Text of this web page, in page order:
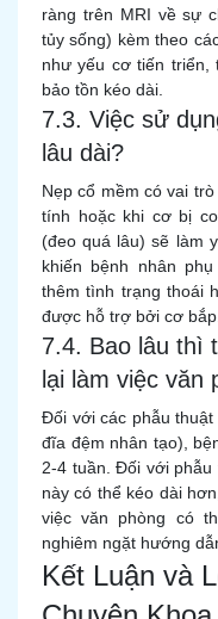
ràng trên MRI về sự
tủy sống) kèm theo
như yếu cơ tiến triển,
bảo tồn kéo dài.
7.3. Việc sử
lâu dài?
Nẹp cổ mềm có vai
tính hoặc khi cơ bị
(đeo quá lâu) sẽ làm
khiến bệnh nhân
thêm tình trạng thoái
được hỗ trợ bởi cơ bắp.
7.4. Bao lâu thì
lại làm việc văn
Đối với các phẫu
đĩa đệm nhân tạo),
2-4 tuần. Đối với phẫu
này có thể kéo dài
việc văn phòng có
nghiêm ngặt hướng
Kết Luận và